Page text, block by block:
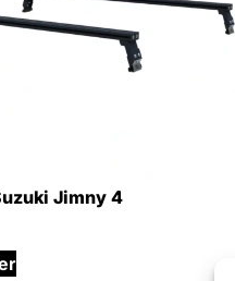
Jimny 4